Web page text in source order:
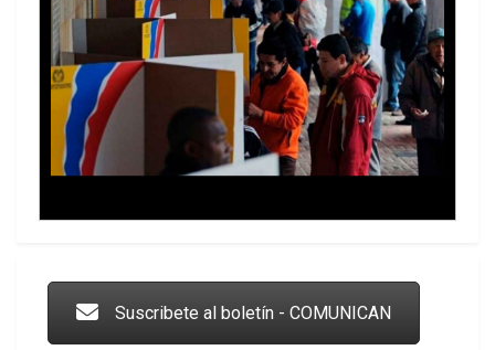
Suscribete al boletín - COMUNICAN